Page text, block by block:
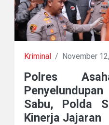
Kriminal / November
Polres
Sabu, Polda
Kinerja Jajaran